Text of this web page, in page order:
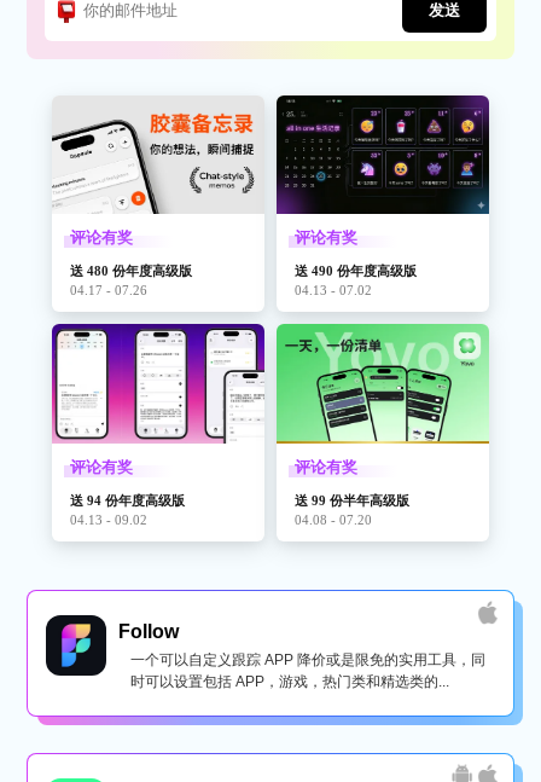
发送
评论有奖
送 480 份年度高级版
04.17 - 07.26
评论有奖
送 490 份年度高级版
04.13 - 07.02
评论有奖
送 94 份年度高级版
04.13 - 09.02
评论有奖
送 99 份半年高级版
04.08 - 07.20
Follow
一个可以自定义跟踪 APP 降价或是限免的实用工具，同
时可以设置包括 APP，游戏，热门类和精选类的...